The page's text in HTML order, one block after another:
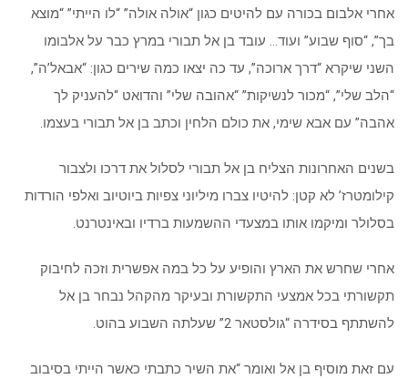
אחרי אלבום בכורה עם להיטים כגון “אולה אולה” “לו הייתי” “מוצא
בך”, “סוף שבוע” ועוד… עובד בן אל תבורי במרץ כבר על אלבומו
השני שיקרא “דרך ארוכה”, עד כה יצאו כמה שירים כגון: “אבאל’ה”,
“הלב שלי”, “מכור לנשיקות” “אהובה שלי” והדואט “להעניק לך
אהבה” עם אבא שימי, את כולם הלחין וכתב בן אל תבורי בעצמו.
בשנים האחרונות הצליח בן אל תבורי לסלול את דרכו ולצבור
קילומטרז’ לא קטן: להיטיו צברו מיליוני צפיות ביוטיוב ואלפי הורדות
בסלולר ומיקמו אותו במצעדי ההשמעות ברדיו ובאינטרנט.
אחרי שחרש את הארץ והופיע על כל במה אפשרית וזכה לחיבוק
תקשורתי בכל אמצעי התקשורת ובעיקר מהקהל נבחר בן אל
להשתתף בסידרה “גולסטאר 2” שעלתה השבוע בהוט.
עם זאת מוסיף בן אל ואומר “את השיר כתבתי כאשר הייתי בסיבוב